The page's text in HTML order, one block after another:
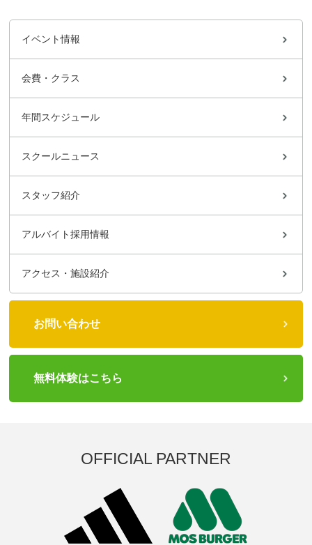
イベント情報
会費・クラス
年間スケジュール
スクールニュース
スタッフ紹介
アルバイト採用情報
アクセス・施設紹介
お問い合わせ
無料体験はこちら
OFFICIAL PARTNER